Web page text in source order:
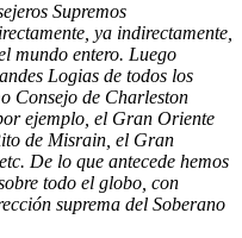
Supremos
ya indirectamente,
mundo entero. Luego
Logias de todos los
Consejo de Charleston
ejemplo, el Gran Oriente
de Misrain, el Gran
De lo que antecede hemos
todo el globo, con
suprema del Soberano